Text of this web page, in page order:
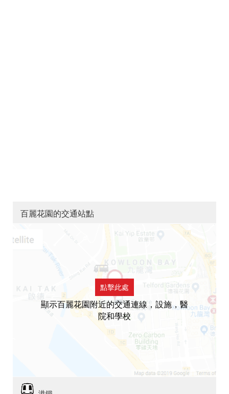
百麗花園的交通站點
點擊此處
顯示百麗花園附近的交通連線，設施，醫
院和學校